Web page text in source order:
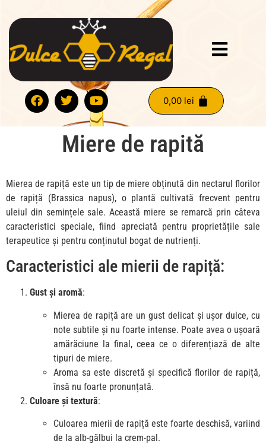
0,00 lei
Miere de rapită
Mierea de rapiță este un tip de miere obținută din nectarul florilor
de rapiță (Brassica napus), o plantă cultivată frecvent pentru
uleiul din semințele sale. Această miere se remarcă prin câteva
caracteristici speciale, fiind apreciată pentru proprietățile sale
terapeutice și pentru conținutul bogat de nutrienți.
Caracteristici ale mierii de rapiță:
Gust și aromă:
Mierea de rapiță are un gust delicat și ușor dulce, cu
note subtile și nu foarte intense. Poate avea o ușoară
amărăciune la final, ceea ce o diferențiază de alte
tipuri de miere.
Aroma sa este discretă și specifică florilor de rapiță,
însă nu foarte pronunțată.
Culoare și textură:
Culoarea mierii de rapiță este foarte deschisă, variind
de la alb-gălbui la crem-pal.